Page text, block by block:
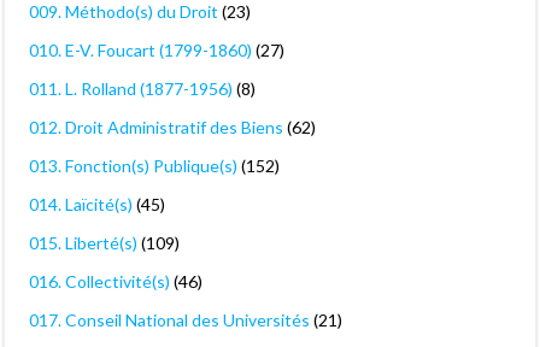
009. Méthodo(s) du Droit (23)
010. E-V. Foucart (1799-1860) (27)
011. L. Rolland (1877-1956) (8)
012. Droit Administratif des Biens (62)
013. Fonction(s) Publique(s) (152)
014. Laïcité(s) (45)
015. Liberté(s) (109)
016. Collectivité(s) (46)
017. Conseil National des Universités (21)